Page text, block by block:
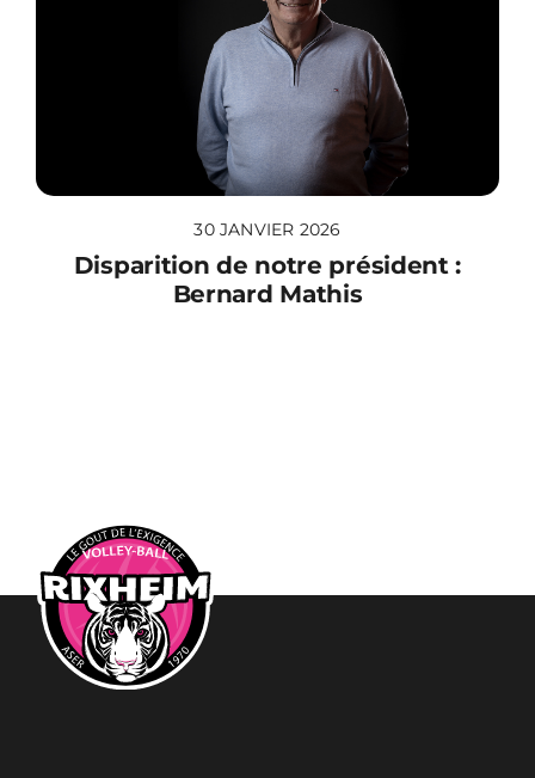
30 JANVIER 2026
Disparition de notre président :
Bernard Mathis